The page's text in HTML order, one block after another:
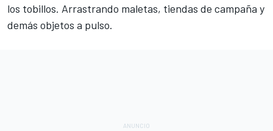
los tobillos. Arrastrando maletas, tiendas de campaña y
demás objetos a pulso.